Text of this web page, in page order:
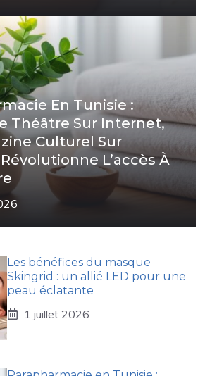
En Tunisie :
Théâtre Sur Internet,
Culturel Sur
L’accès À
Les bénéfices du masque
Skingrid : un allié LED pour une
peau éclatante
1 juillet 2026